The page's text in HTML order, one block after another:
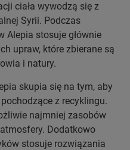
ciała wywodzą się z
Syrii. Podczas
Alepia stosuje głównie
upraw, które zbierane są
i natury.
skupia się na tym, aby
z recyklingu.
najmniej zasobów
Dodatkowo
stosuje rozwiązania